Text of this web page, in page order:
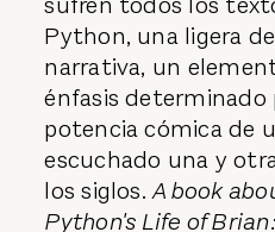
Python, una ligera
narrativa, un
énfasis determinado
potencia cómica de
escuchado una y
los siglos.A book
Python's Life of